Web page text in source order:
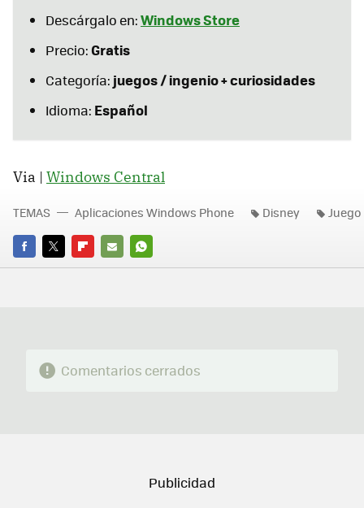
Descárgalo en:Windows Store
Precio:Gratis
Categoría: juegos / ingenio + curiosidades
Idioma: Español
Via | Windows Central
FACEBOOK
TWITTERFLIPBOARD
E-
WHATSAPP
TEMAS Aplicaciones Windows Phone Disney Juego
Comentarios cerrados